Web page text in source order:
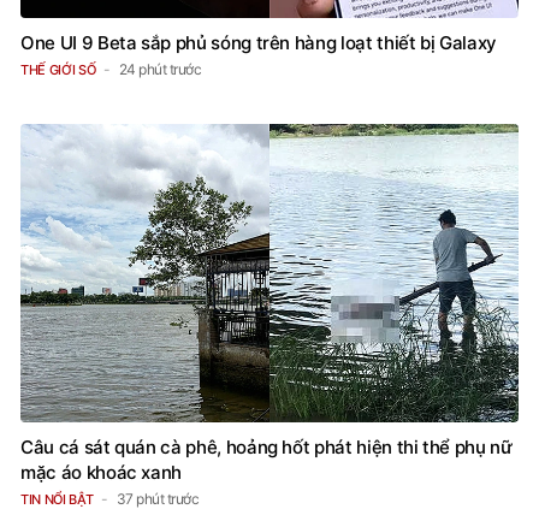
One UI 9 Beta sắp phủ sóng trên hàng loạt thiết bị Galaxy
THẾ GIỚI SỐ 24 phút trước
Câu cá sát quán cà phê, hoảng hốt phát hiện thi thể phụ nữ
mặc áo khoác xanh
TIN NỔI BẬT 37 phút trước